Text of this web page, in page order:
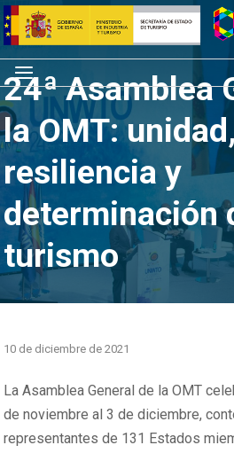
Saltar
al
contenido
Inicio
Menú
24ª Asamblea
la OMT: unidad,
resiliencia y
determinación
turismo
10 de diciembre de 2021
La Asamblea General de la OMT
de noviembre al 3 de diciembre,
representantes de 131 Estados